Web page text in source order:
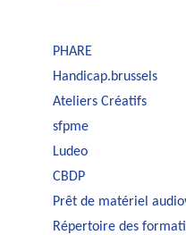
PHARE
Handicap.brussels
Ateliers Créatifs
sfpme
Ludeo
CBDP
Prêt de matériel
Répertoire des